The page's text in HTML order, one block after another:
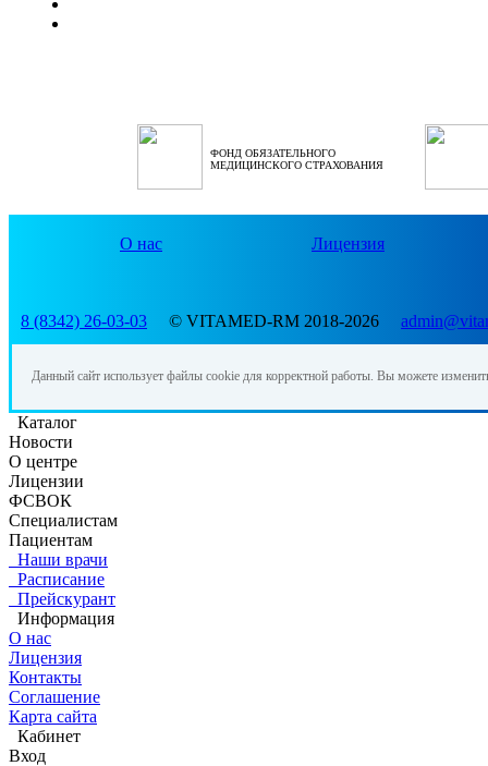
ФОНД ОБЯЗАТЕЛЬНОГО
МЕДИЦИНСКОГО СТРАХОВАНИЯ
О нас Лицензия
8 (8342) 26-03-03 © VITAMED-RM 2018-2026
Данный сайт использует файлы cookie для корректной работы. Вы можете
Каталог
Новости
О центре
Лицензии
ФСВОК
Специалистам
Пациентам
Наши врачи
Расписание
Прейскурант
Информация
О нас
Лицензия
Контакты
Соглашение
Карта сайта
Кабинет
Вход